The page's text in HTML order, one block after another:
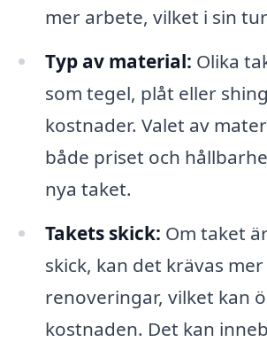
mer arbete, vilket i sin
Typ av material: Olika
som tegel, plåt eller
kostnader. Valet av
både priset och
nya taket.
Takets skick: Om taket
skick, kan det krävas
renoveringar, vilket kan
kostnaden. Det kan